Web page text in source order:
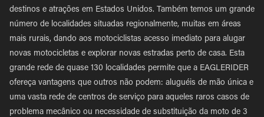
destinos e atrações em Estados Unidos. Também temos um grande
número de localidades situadas regionalmente, muitas em áreas
mais rurais, dando aos motociclistas acesso imediato para alugar
novas motocicletas e explorar novas estradas perto de casa. Esta
grande rede de quase 130 localidades permite que a EAGLERIDER
ofereça vantagens que outros não podem: aluguéis de mão única e
uma vasta rede de centros de serviço para aqueles raros casos de
problema mecânico ou necessidade de substituição da moto de 3